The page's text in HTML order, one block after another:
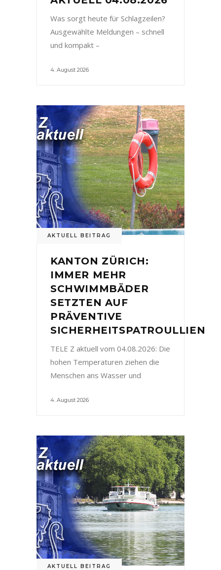
Was sorgt heute für Schlagzeilen?
Ausgewählte Meldungen – schnell
und kompakt –
4. August 2026
AKTUELL BEITRAG
KANTON ZÜRICH:
IMMER MEHR
SCHWIMMBÄDER
SETZTEN AUF
PRÄVENTIVE
SICHERHEITSPATROULLIEN
TELE Z aktuell vom 04.08.2026: Die
hohen Temperaturen ziehen die
Menschen ans Wasser und
4. August 2026
AKTUELL BEITRAG